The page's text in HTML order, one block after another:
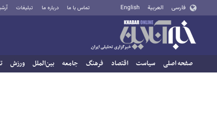
فارسی العربية English تماس با ما درباره ما تبلیغات
صفحه اصلی سیاست اقتصاد فرهنگ جامعه بین‌الملل ورزش